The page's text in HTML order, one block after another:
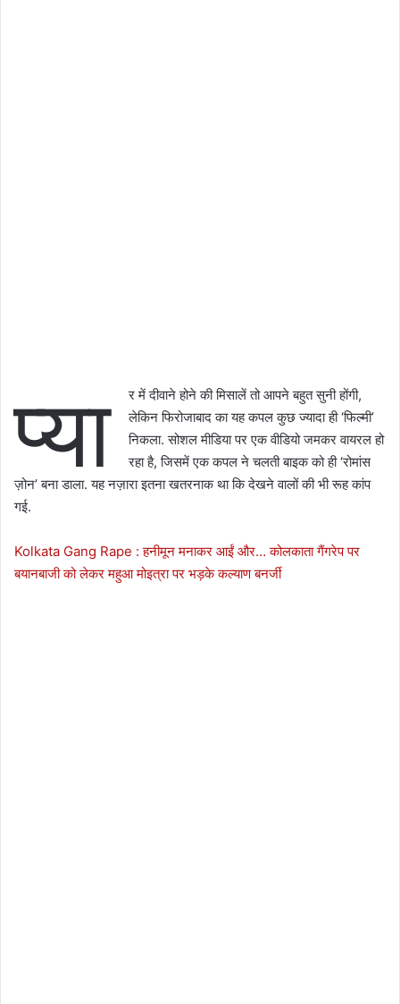
प्या
र में दीवाने होने की मिसालें तो आपने बहुत सुनी होंगी,
लेकिन फिरोजाबाद का यह कपल कुछ ज्यादा ही ‘फिल्मी’
निकला. सोशल मीडिया पर एक वीडियो जमकर वायरल हो
रहा है, जिसमें एक कपल ने चलती बाइक को ही ‘रोमांस
ज़ोन’ बना डाला. यह नज़ारा इतना खतरनाक था कि देखने वालों की भी रूह कांप
गई.
Kolkata Gang Rape : हनीमून मनाकर आईं और… कोलकाता गैंगरेप पर
बयानबाजी को लेकर महुआ मोइत्रा पर भड़के कल्याण बनर्जी